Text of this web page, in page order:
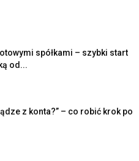
spółkami – szybki start
od...
z konta?” – co robić krok po